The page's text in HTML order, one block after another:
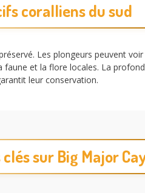
coralliens du sud
Les plongeurs peuvent voir
et la flore locales. La
leur conservation.
sur Big Major